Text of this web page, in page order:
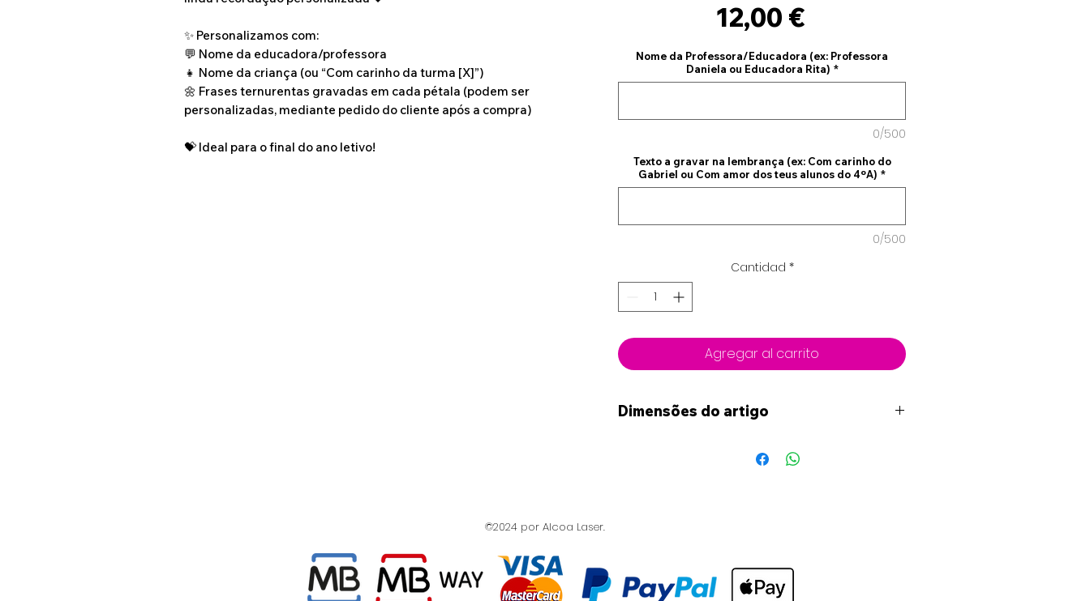
✨ Personalizamos com:
💬 Nome da educadora/professora
👧 Nome da criança (ou “Com carinho da turma [X]”)
🌼 Frases ternurentas gravadas em cada pétala (podem ser
personalizadas, mediante pedido do cliente após a compra)
💝 Ideal para o final do ano letivo!
12,00 €Precio
Nome da Professora/Educadora (ex: Professora
Daniela ou Educadora Rita) *
0/500
Texto a gravar na lembrança (ex: Com carinho do
Gabriel ou Com amor dos teus alunos do 4ºA) *
0/500
Cantidad *
Agregar al carrito
Dimensões do artigo
©2024 por Alcoa Laser.